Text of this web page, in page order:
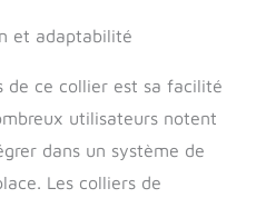
et adaptabilité
de ce collier est sa facilité
utilisateurs notent
dans un système de
Les colliers de